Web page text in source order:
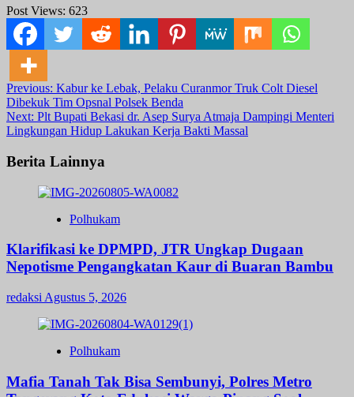
Post Views: 623
Post
navigation
Previous: Kabur ke Lebak, Pelaku Curanmor Truk Colt Diesel
Dibekuk Tim Opsnal Polsek Benda
Next: Plt Bupati Bekasi dr. Asep Surya Atmaja Dampingi Menteri
Lingkungan Hidup Lakukan Kerja Bakti Massal
Berita Lainnya
Polhukam
Klarifikasi ke DPMPD, JTR Ungkap Dugaan
Nepotisme Pengangkatan Kaur di Buaran Bambu
redaksi Agustus 5, 2026
Polhukam
Mafia Tanah Tak Bisa Sembunyi, Polres Metro